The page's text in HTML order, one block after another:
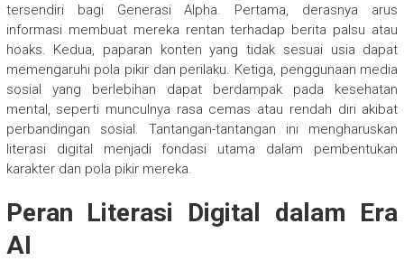
tersendiri bagi Generasi Alpha. Pertama, derasnya arus
informasi membuat mereka rentan terhadap berita palsu atau
hoaks. Kedua, paparan konten yang tidak sesuai usia dapat
memengaruhi pola pikir dan perilaku. Ketiga, penggunaan media
sosial yang berlebihan dapat berdampak pada kesehatan
mental, seperti munculnya rasa cemas atau rendah diri akibat
perbandingan sosial. Tantangan-tantangan ini mengharuskan
literasi digital menjadi fondasi utama dalam pembentukan
karakter dan pola pikir mereka.
Peran Literasi Digital dalam Era
AI